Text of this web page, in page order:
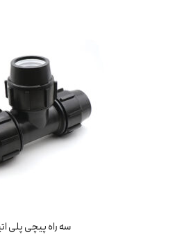
سه راه پیچی پلی اتیلن